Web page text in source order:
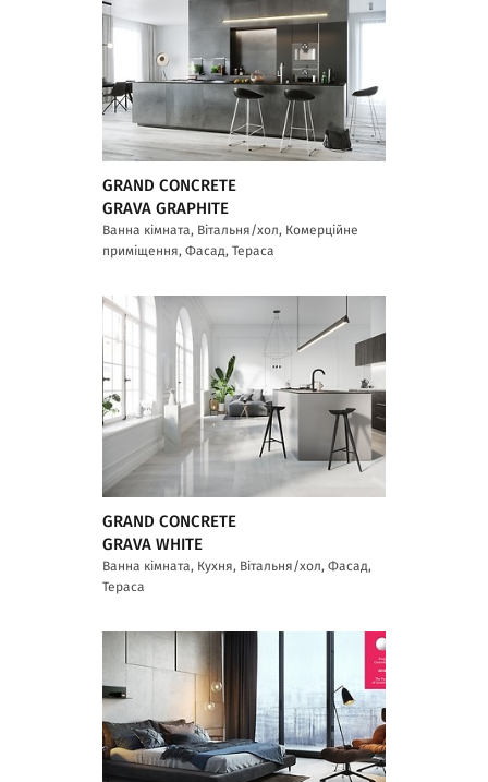
GRAND CONCRETE
GRAVA GRAPHITE
Ванна кімната, Вітальня/хол, Комерційне
приміщення, Фасад, Тераса
GRAND CONCRETE
GRAVA WHITE
Ванна кімната, Кухня, Вітальня/хол, Фасад,
Тераса